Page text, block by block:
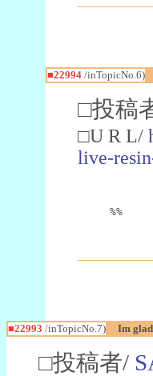
■22994/inTopicNo.6)
□投稿
□U R L/
live-
%%
■22993 /inTopicNo.7) Im
□投稿者/